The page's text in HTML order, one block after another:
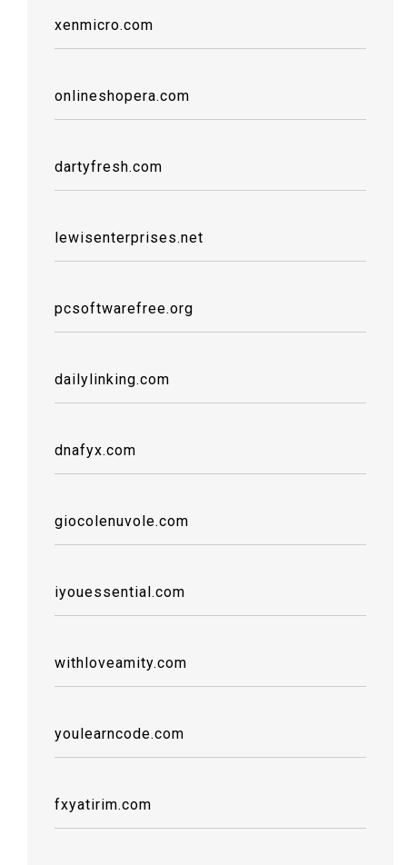
xenmicro.com
onlineshopera.com
dartyfresh.com
lewisenterprises.net
pcsoftwarefree.org
dailylinking.com
dnafyx.com
giocolenuvole.com
iyouessential.com
withloveamity.com
youlearncode.com
fxyatirim.com